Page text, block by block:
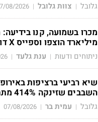
גלובל | צוות גלובל |
08/2026
מיליארד הוצפו וספייס X דווקא זינקה
ניתוחים ודעות | ענת גלעד |
שיא רביעי ברציפות
השבבים שזינקה 414% מתחילת השנה
גלובל | עמית בר |
07/08/2026